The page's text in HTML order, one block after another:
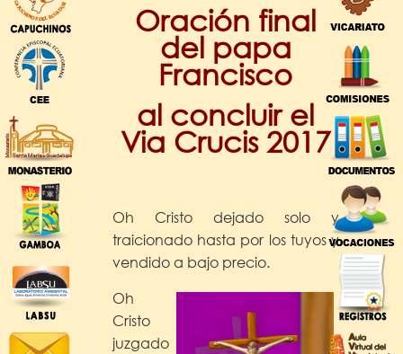
Oración final
del papa
Francisco
al concluir el
Via Crucis 2017
Oh Cristo dejado solo y
traicionado hasta por los tuyos y
vendido a bajo precio.
Oh
Cristo
juzgado